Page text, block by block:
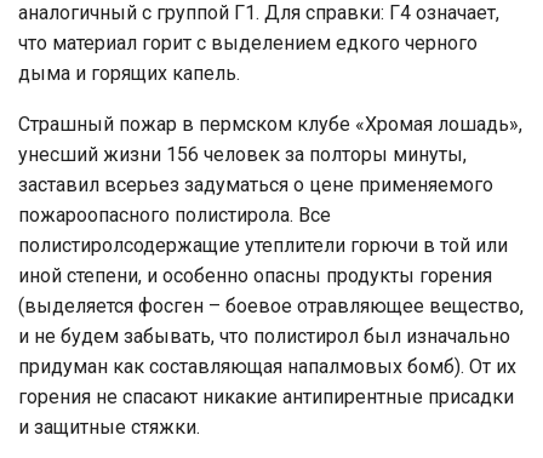
аналогичный с группой Г1. Для справки: Г4 означает,
что материал горит с выделением едкого черного
дыма и горящих капель.
Страшный пожар в пермском клубе «Хромая лошадь»,
унесший жизни 156 человек за полторы минуты,
заставил всерьез задуматься о цене применяемого
пожароопасного полистирола. Все
полистиролсодержащие утеплители горючи в той или
иной степени, и особенно опасны продукты горения
(выделяется фосген – боевое отравляющее вещество,
и не будем забывать, что полистирол был изначально
придуман как составляющая напалмовых бомб). От их
горения не спасают никакие антипирентные присадки
и защитные стяжки.